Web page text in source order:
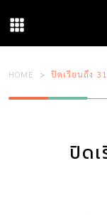
HOME ปิดเรียนถึง
ปิด